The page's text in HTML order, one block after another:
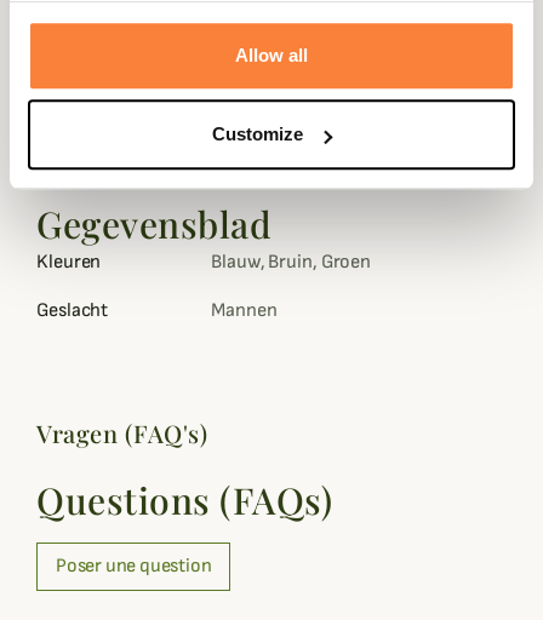
Allow all
Customize
Beschrijving
une finition Alcantara sur les bords.
Le gilet Baleno est parfait pour une utilisation en
extérieure ou comme doublure supplémentaire.
Gegevensblad
Kleuren Blauw, Bruin, Groen
Geslacht Mannen
Vragen (FAQ's)
Questions (FAQs)
Poser une question